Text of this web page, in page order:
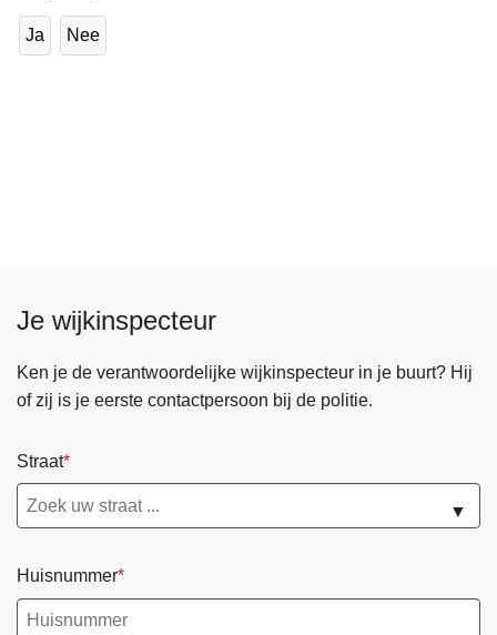
Ja Nee
Je wijkinspecteur
Ken je de verantwoordelijke wijkinspecteur in je buurt? Hij
of zij is je eerste contactpersoon bij de politie.
Straat
▼
Huisnummer